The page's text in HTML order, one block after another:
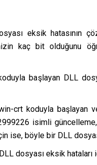
eksik hatasının
kaç bit olduğunu
başlayan DLL
crt koduyla
isimli
böyle bir DLL
dosyası eksik hataları